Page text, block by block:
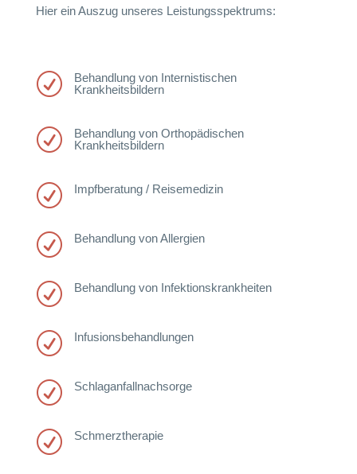
Hier ein Auszug unseres Leistungsspektrums:
R
Behandlung von Internistischen
Krankheitsbildern
R
Behandlung von Orthopädischen
Krankheitsbildern
R Impfberatung / Reisemedizin
R Behandlung von Allergien
R Behandlung von Infektionskrankheiten
R Infusionsbehandlungen
R Schlaganfallnachsorge
R Schmerztherapie